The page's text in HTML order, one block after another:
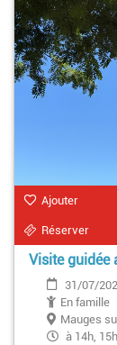
Ajouter
Réserver
Visite guidée
31/07/
En famille
Mauges
à 14h,